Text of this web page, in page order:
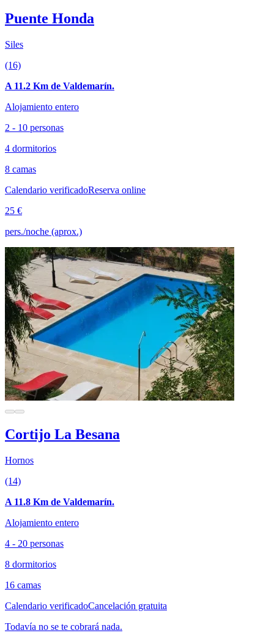
Puente Honda
Siles
(16)
A 11.2 Km de Valdemarín.
Alojamiento entero
2 - 10 personas
4 dormitorios
8 camas
Calendario verificadoReserva online
25 €
pers./noche (aprox.)
Cortijo La Besana
Hornos
(14)
A 11.8 Km de Valdemarín.
Alojamiento entero
4 - 20 personas
8 dormitorios
16 camas
Calendario verificadoCancelación gratuita
Todavía no se te cobrará nada.